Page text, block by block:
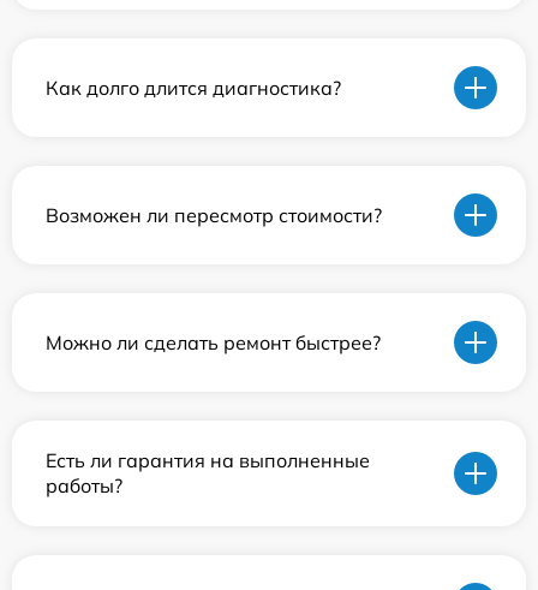
Как долго длится диагностика?
Возможен ли пересмотр стоимости?
Можно ли сделать ремонт быстрее?
Есть ли гарантия на выполненные
работы?